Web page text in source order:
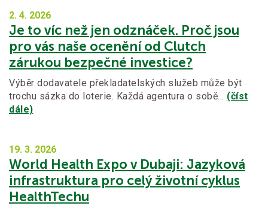
2. 4. 2026
Je to víc než jen odznáček. Proč jsou
pro vás naše ocenění od Clutch
zárukou bezpečné investice?
Výběr dodavatele překladatelských služeb může být
trochu sázka do loterie. Každá agentura o sobě… (číst
dále)
19. 3. 2026
World Health Expo v Dubaji: Jazyková
infrastruktura pro celý životní cyklus
HealthTechu